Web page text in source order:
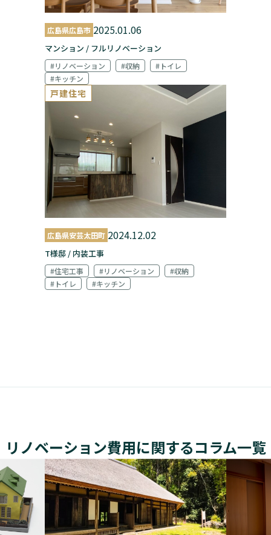
広島県広島市 2025.01.06
マンション / フルリノベーション
#リノベーション #収納
#トイレ
#キッチン
戸建住宅
広島県安芸太田町 2024.12.02
T様邸 / 内装工事
#住宅工事 #リノベーション
#収納
#トイレ
#キッチン
リノベーション費用に関するコラム一覧